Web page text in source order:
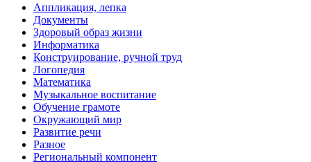
Аппликация, лепка
Документы
Здоровый образ жизни
Информатика
Конструирование, ручной труд
Логопедия
Математика
Музыкальное воспитание
Обучение грамоте
Окружающий мир
Развитие речи
Разное
Региональный компонент